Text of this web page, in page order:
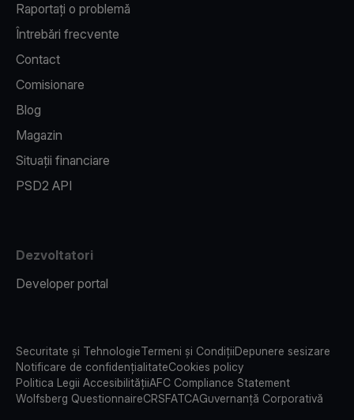
Raportați o problemă
Întrebări frecvente
Contact
Comisionare
Blog
Magazin
Situații financiare
PSD2 API
Dezvoltatori
Developer portal
Securitate și TehnologieTermeni și CondițiiDepunere sesizare
Notificare de confidențialitateCookies policy
Politica Legii AccesibilitățiiAFC Compliance Statement
Wolfsberg QuestionnaireCRSFATCAGuvernanță Corporativă